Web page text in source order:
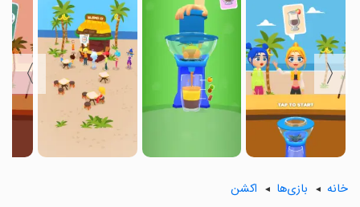
〈
〉
خانه بازی‌ها اکشن